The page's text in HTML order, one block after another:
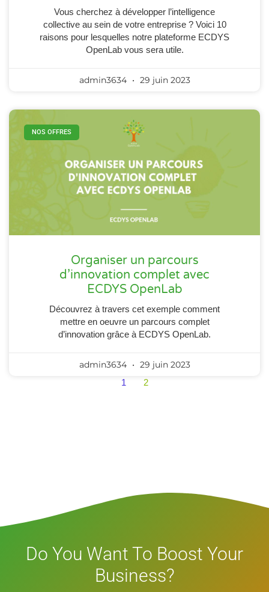
Vous cherchez à développer l’intelligence
collective au sein de votre entreprise ? Voici 10
raisons pour lesquelles notre plateforme ECDYS
OpenLab vous sera utile.
admin3634 29 juin 2023
NOS OFFRES
Organiser un parcours
d’innovation complet avec
ECDYS OpenLab
Découvrez à travers cet exemple comment
mettre en oeuvre un parcours complet
d’innovation grâce à ECDYS OpenLab.
admin3634 29 juin 2023
1 2
Do You Want To Boost Your
Business?